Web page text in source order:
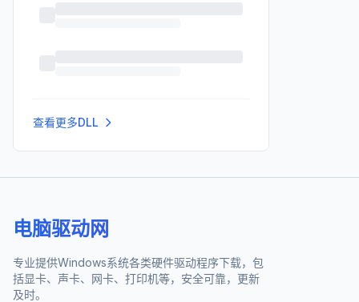
查看更多DLL
电脑驱动网
专业提供Windows系统各类硬件驱动程序下载，包
括显卡、声卡、网卡、打印机等，安全可靠，更新
及时。